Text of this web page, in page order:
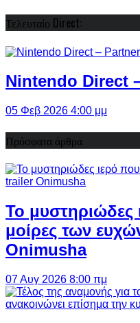
Τελευταίο Direct:
Nintendo Direct
05 Φεβ 2026 4:00 μμ
Πρόσφατα άρθρα
Το μυστηριώδες
μοίρες των
Onimusha
07 Αυγ 2026 8:00 πμ